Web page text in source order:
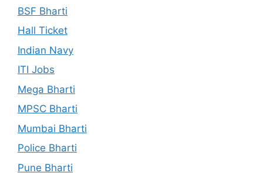
BSF Bharti
Hall Ticket
Indian Navy
ITI Jobs
Mega Bharti
MPSC Bharti
Mumbai Bharti
Police Bharti
Pune Bharti